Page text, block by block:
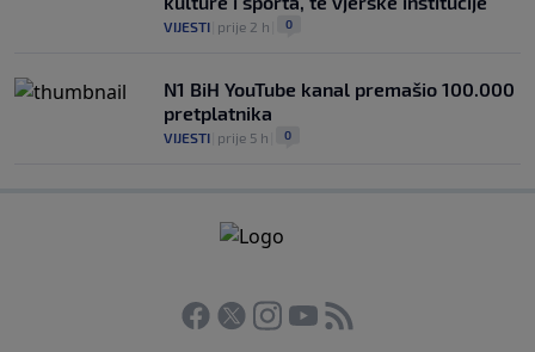
VIJESTI prije 2 h 0
N1 BiH YouTube kanal premašio 100.000
pretplatnika
VIJESTI prije 5 h 0